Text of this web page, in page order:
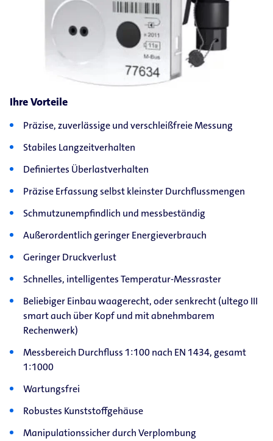
Ihre Vorteile
Präzise, zuverlässige und verschleißfreie Messung
Stabiles Langzeitverhalten
Definiertes Überlastverhalten
Präzise Erfassung selbst kleinster Durchflussmengen
Schmutzunempfindlich und messbeständig
Außerordentlich geringer Energieverbrauch
Geringer Druckverlust
Schnelles, intelligentes Temperatur-Messraster
Beliebiger Einbau waagerecht, oder senkrecht (ultego III
smart auch über Kopf und mit abnehmbarem
Rechenwerk)
Messbereich Durchfluss 1:100 nach EN 1434, gesamt
1:1000
Wartungsfrei
Robustes Kunststoffgehäuse
Manipulationssicher durch Verplombung